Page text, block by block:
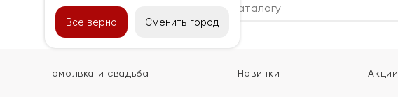
Все верно Сменить город
Каталог
Помолвка и свадьба Новинки Акции